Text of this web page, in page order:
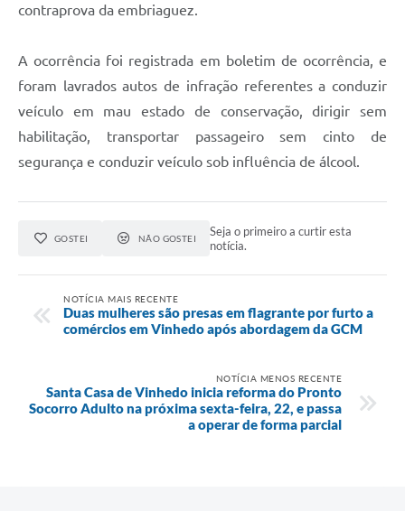
contraprova da embriaguez.
A ocorrência foi registrada em boletim de ocorrência, e
foram lavrados autos de infração referentes a conduzir
veículo em mau estado de conservação, dirigir sem
habilitação, transportar passageiro sem cinto de
segurança e conduzir veículo sob influência de álcool.
GOSTEI NÃO GOSTEI
Seja o primeiro a curtir esta
notícia.
NOTÍCIA MAIS RECENTE
Duas mulheres são presas em flagrante por furto a
comércios em Vinhedo após abordagem da GCM
NOTÍCIA MENOS RECENTE
Santa Casa de Vinhedo inicia reforma do Pronto
Socorro Adulto na próxima sexta-feira, 22, e passa
a operar de forma parcial